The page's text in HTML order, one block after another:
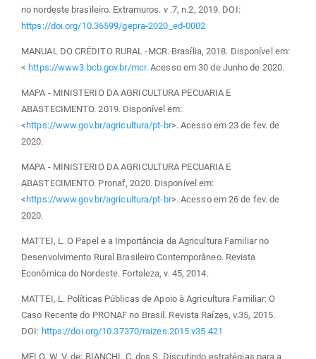
no nordeste brasileiro. Extramuros. v .7, n.2, 2019. DOI:
https://doi.org/10.36599/gepra-2020_ed-0002
MANUAL DO CRÉDITO RURAL -MCR. Brasília, 2018. Disponível em:
< https://www3.bcb.gov.br/mcr. Acesso em 30 de Junho de 2020.
MAPA - MINISTERIO DA AGRICULTURA PECUARIA E
ABASTECIMENTO. 2019. Disponível em:
< https://www.gov.br/agricultura/pt-br>. Acesso em 23 de fev. de
2020.
MAPA - MINISTERIO DA AGRICULTURA PECUARIA E
ABASTECIMENTO. Pronaf, 2020. Disponível em:
< https://www.gov.br/agricultura/pt-br>. Acesso em 26 de fev. de
2020.
MATTEI, L. O Papel e a Importância da Agricultura Familiar no
Desenvolvimento Rural Brasileiro Contemporâneo. Revista
Econômica do Nordeste. Fortaleza, v. 45, 2014.
MATTEI, L. Políticas Públicas de Apoio à Agricultura Familiar: O
Caso Recente do PRONAF no Brasil. Revista Raízes, v.35, 2015.
DOI: https://doi.org/10.37370/raizes.2015.v35.421
MELO, W. V. de; BIANCHI, C. dos S. Discutindo estratégias para a